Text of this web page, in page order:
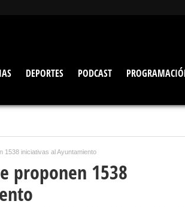
DEPORTES PODCAST
1538 iniciativas al Ayuntamiento
proponen 1538